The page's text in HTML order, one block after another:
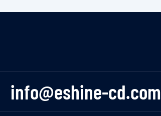
info@eshine-cd.com